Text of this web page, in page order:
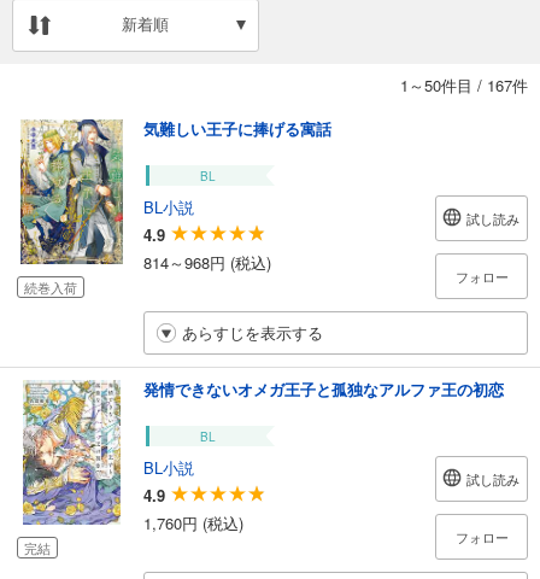
新着順
1～50件目 / 167件
続巻入荷
気難しい王子に捧げる寓話
BL
BL小説
4.9
814～968円 (税込)
試し読み
フォロー
あらすじを表示する
完結
発情できないオメガ王子と孤独なアルファ王の初恋
BL
BL小説
4.9
1,760円 (税込)
試し読み
フォロー